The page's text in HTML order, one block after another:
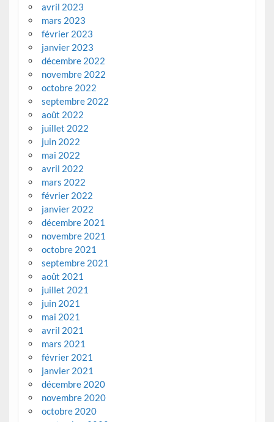
avril 2023
mars 2023
février 2023
janvier 2023
décembre 2022
novembre 2022
octobre 2022
septembre 2022
août 2022
juillet 2022
juin 2022
mai 2022
avril 2022
mars 2022
février 2022
janvier 2022
décembre 2021
novembre 2021
octobre 2021
septembre 2021
août 2021
juillet 2021
juin 2021
mai 2021
avril 2021
mars 2021
février 2021
janvier 2021
décembre 2020
novembre 2020
octobre 2020